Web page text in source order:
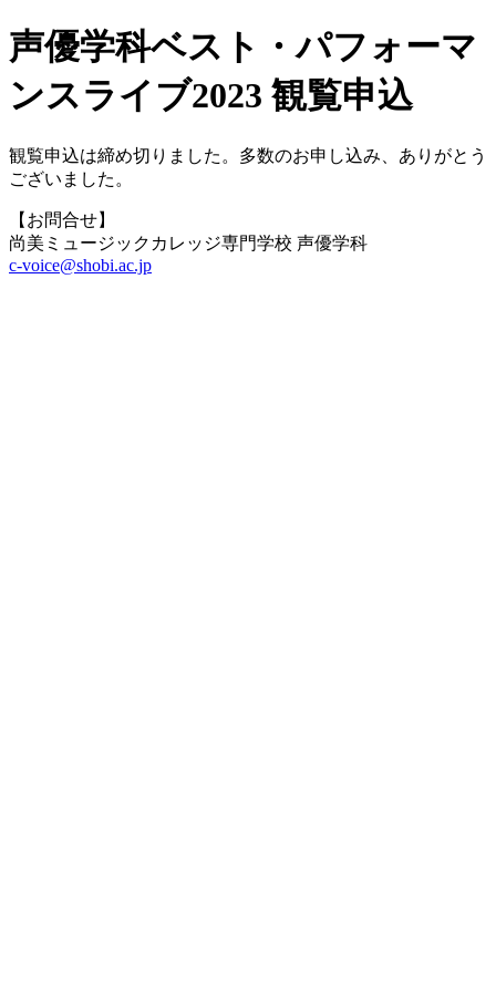
声優学科ベスト・パフォーマ
ンスライブ2023 観覧申込
観覧申込は締め切りました。多数のお申し込み、ありがとう
ございました。
【お問合せ】
尚美ミュージックカレッジ専門学校 声優学科
c-voice@shobi.ac.jp